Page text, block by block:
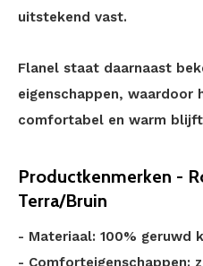
uitstekend vast.
Flanel staat daarnaast
eigenschappen, waardoor
comfortabel en warm
Productkenmerken -
Terra/Bruin
- Materiaal: 100% geruwd
- Comforteigenschappen: